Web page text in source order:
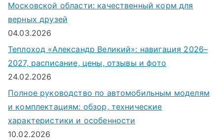
Московской области: качественный корм для
верных друзей
04.03.2026
Теплоход «Александр Великий»: навигация 2026–
2027, расписание, цены, отзывы и фото
24.02.2026
Полное руководство по автомобильным моделям
и комплектациям: обзор, технические
характеристики и особенности
10.02.2026